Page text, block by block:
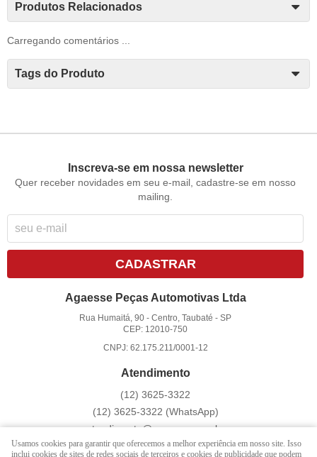
Produtos Relacionados
Carregando comentários ...
Tags do Produto
Inscreva-se em nossa newsletter
Quer receber novidades em seu e-mail, cadastre-se em nosso
mailing.
CADASTRAR
Agaesse Peças Automotivas Ltda
Rua Humaitá, 90 -Centro, Taubaté -SP
CEP: 12010-750
CNPJ: 62.175.211/0001-12
Atendimento
(12) 3625-3322
(12) 3625-3322 (WhatsApp)
atendimento@agaesse.com.br
Usamos cookies para garantir que oferecemos a melhor experiência em nosso site. Isso
inclui cookies de sites de redes sociais de terceiros e cookies de publicidade que podem